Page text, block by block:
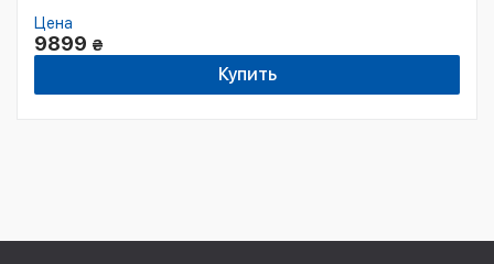
Цена
9899 ₴
Купить